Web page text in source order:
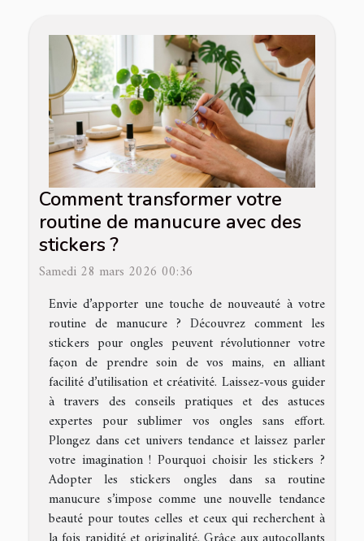
Comment transformer votre
routine de manucure avec des
stickers ?
Samedi 28 mars 2026 00:36
Envie d’apporter une touche de nouveauté à votre
routine de manucure ? Découvrez comment les
stickers pour ongles peuvent révolutionner votre
façon de prendre soin de vos mains, en alliant
facilité d’utilisation et créativité. Laissez-vous guider
à travers des conseils pratiques et des astuces
expertes pour sublimer vos ongles sans effort.
Plongez dans cet univers tendance et laissez parler
votre imagination ! Pourquoi choisir les stickers ?
Adopter les stickers ongles dans sa routine
manucure s’impose comme une nouvelle tendance
beauté pour toutes celles et ceux qui recherchent à